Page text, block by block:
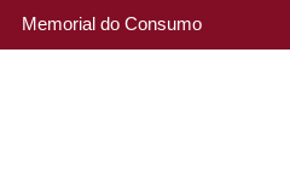
Memorial do Consumo